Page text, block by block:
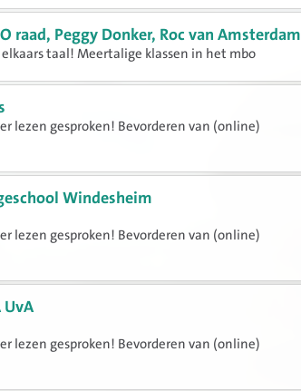
raad, Peggy Donker, Roc van Amsterdam
elkaars taal! Meertalige klassen in het mbo
lezen gesproken! Bevorderen van (online)
Windesheim
lezen gesproken! Bevorderen van (online)
UvA
lezen gesproken! Bevorderen van (online)